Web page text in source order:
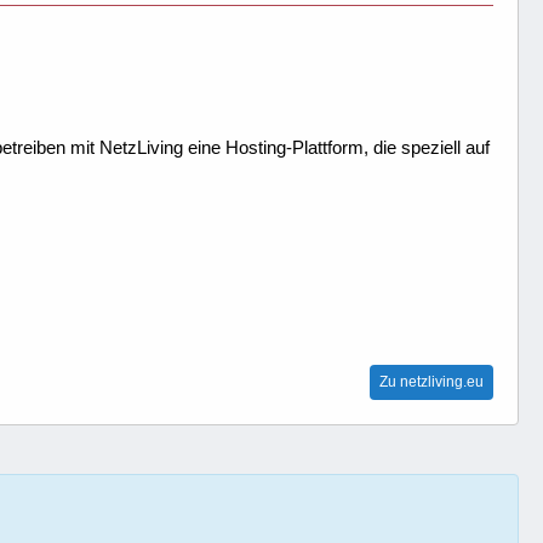
mit NetzLiving eine Hosting-Plattform, die speziell auf
Zu netzliving.eu